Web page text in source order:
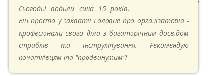
20.04.2025 в 17:07
Сьогодні водили сина 15 років.
Він просто у захваті! Головне про організаторів -
професіонали свого діла з багаторічним досвідом
стрибків та інструктування. Рекомендую
початківцям та "продвинутим"!